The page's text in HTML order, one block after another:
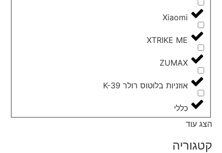
Xiaomi
XTRIKE ME
ZUMAX
אוזניות בלוטוס רולר K-39
כללי
הצג עוד
קטגוריה